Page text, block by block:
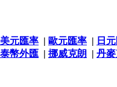
美元匯率 | 歐元匯率 | 日
泰幣外匯 | 挪威克朗 | 丹